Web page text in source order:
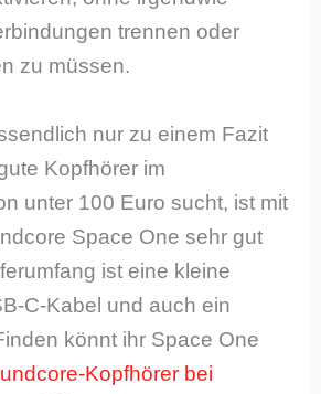
trennen oder
zu müssen.
nur zu einem Fazit
Kopfhörer im
unter 100 Euro sucht, ist mit
Space One sehr gut
ist eine kleine
C-Kabel und auch ein
könnt ihr Space One
Kopfhörer bei